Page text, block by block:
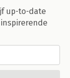
up-to-date